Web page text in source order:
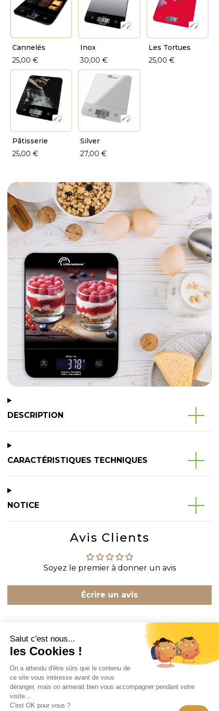
Cannelés
25,00 €
Inox
30,00 €
Les Tortues
25,00 €
Pâtisserie
25,00 €
Silver
27,00 €
DESCRIPTION
CARACTÉRISTIQUES TECHNIQUES
NOTICE
Avis Clients
Soyez le premier à donner un avis
Écrire un avis
CONTACT
INFORMATION
EN SAVOIR PLUS